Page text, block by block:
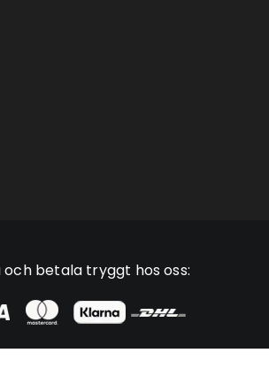
och betala tryggt hos oss: